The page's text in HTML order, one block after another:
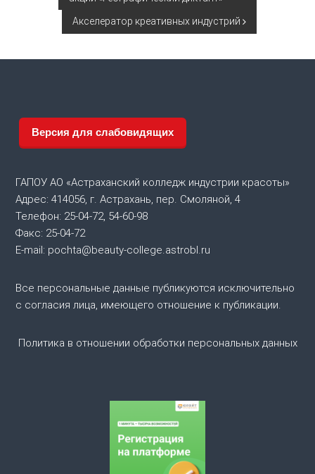
а
а
ц
и
я
о
Акселератор креативных индустрий
Версия для слабовидящих
ГАПОУ АО «Астраханский колледж индустрии красоты»
Адрес: 414056, г. Астрахань, пер. Смоляной, 4
Телефон: 25-04-72, 54-60-98
Факс: 25-04-72
E-mail: pochta@beauty-college.astrobl.ru
Все персональные данные публикуются исключительно
с согласия лица, имеющего отношение к публикации.
Политика в отношении обработки персональных данных